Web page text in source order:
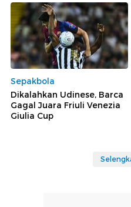
Sepakbola
Dikalahkan Udinese, Barca
Gagal Juara Friuli Venezia
Giulia Cup